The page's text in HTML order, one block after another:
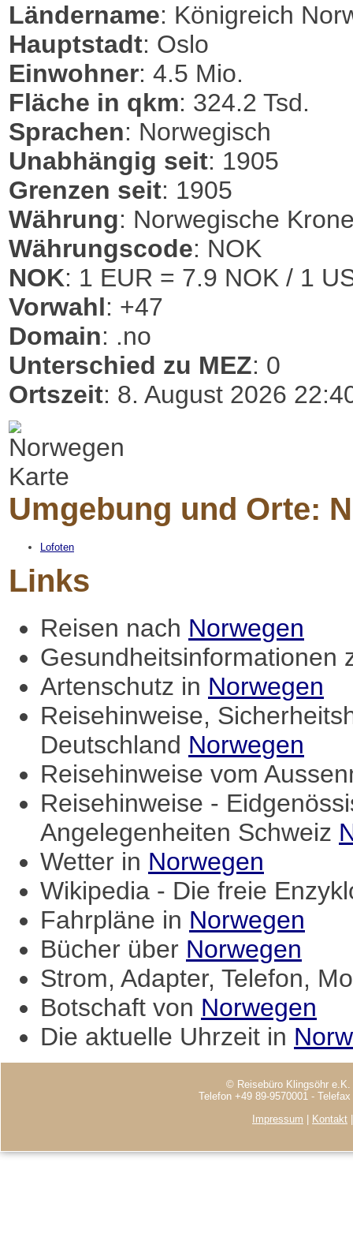
Ländername: Königreich
Hauptstadt: Oslo
Einwohner: 4.5 Mio.
Fläche in qkm: 324.2 Tsd.
Sprachen: Norwegisch
Unabhängig seit: 1905
Grenzen seit: 1905
Währung: Norwegische
Währungscode: NOK
NOK: 1 EUR = 7.9 NOK / 1
Vorwahl: +47
Domain: .no
Unterschied zu MEZ: 0
Ortszeit: 8. August 2026
Umgebung und Orte:
Lofoten
Links
Reisen nach Norwegen
Gesundheitsinformationen
Artenschutz in Norwegen
Reisehinweise,
Deutschland Norwegen
Reisehinweise vom
Reisehinweise -
Angelegenheiten Schweiz
Wetter in Norwegen
Wikipedia - Die freie
Fahrpläne in Norwegen
Bücher über Norwegen
Strom, Adapter, Telefon,
Botschaft von Norwegen
Die aktuelle Uhrzeit in
© Reisebüro Klingsöhr
Telefon +49 89-9570001 -
Impressum | Kontakt